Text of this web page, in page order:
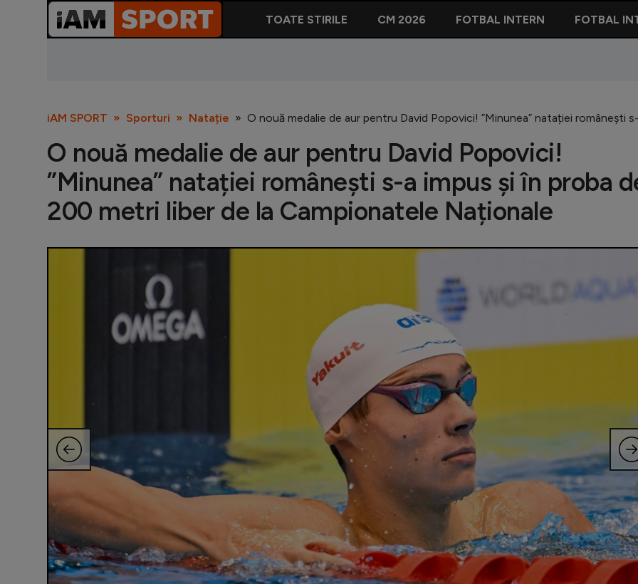
TOATE STIRILE CM 2026 FOTBAL INTERN FOTBAL
iAM SPORT Sporturi Natație O nouă medalie de aur pentru David Popovici! ”Minunea” natației
O nouă medalie de aur pentru David Popovici!
”Minunea” natației românești s-a impus și în proba
200 metri liber de la Campionatele Naționale